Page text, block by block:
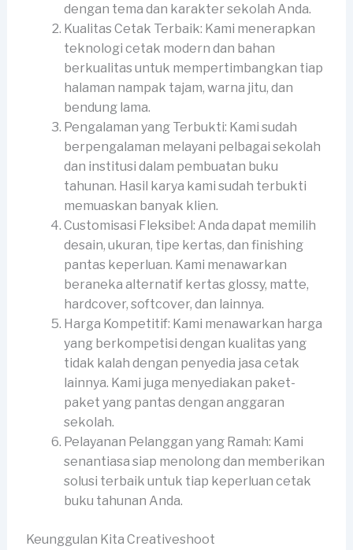
dengan tema dan karakter sekolah Anda.
Kualitas Cetak Terbaik: Kami menerapkan
teknologi cetak modern dan bahan
berkualitas untuk mempertimbangkan tiap
halaman nampak tajam, warna jitu, dan
bendung lama.
Pengalaman yang Terbukti: Kami sudah
berpengalaman melayani pelbagai sekolah
dan institusi dalam pembuatan buku
tahunan. Hasil karya kami sudah terbukti
memuaskan banyak klien.
Customisasi Fleksibel: Anda dapat memilih
desain, ukuran, tipe kertas, dan finishing
pantas keperluan. Kami menawarkan
beraneka alternatif kertas glossy, matte,
hardcover, softcover, dan lainnya.
Harga Kompetitif: Kami menawarkan harga
yang berkompetisi dengan kualitas yang
tidak kalah dengan penyedia jasa cetak
lainnya. Kami juga menyediakan paket-
paket yang pantas dengan anggaran
sekolah.
Pelayanan Pelanggan yang Ramah: Kami
senantiasa siap menolong dan memberikan
solusi terbaik untuk tiap keperluan cetak
buku tahunan Anda.
Keunggulan Kita Creativeshoot